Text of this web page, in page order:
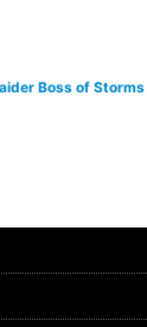
Boss of Storms